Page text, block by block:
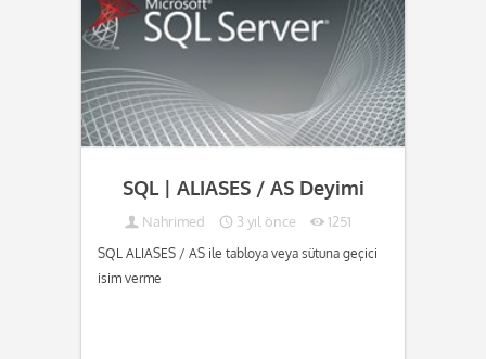
SQL | ALIASES / AS Deyimi
Nahrimed 3 yıl önce 1251
SQL ALIASES / AS ile tabloya veya sütuna geçici
isim verme